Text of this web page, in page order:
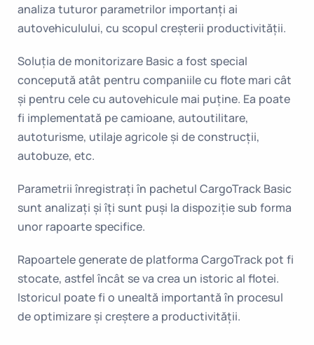
analiza tuturor parametrilor importanți ai
autovehiculului, cu scopul creșterii productivității.
Soluţia de monitorizare Basic a fost special
concepută atât pentru companiile cu flote mari cât
şi pentru cele cu autovehicule mai puţine. Ea poate
fi implementată pe camioane, autoutilitare,
autoturisme, utilaje agricole şi de construcţii,
autobuze, etc.
Parametrii înregistrați în pachetul CargoTrack Basic
sunt analizați și îți sunt puși la dispoziție sub forma
unor rapoarte specifice.
Rapoartele generate de platforma CargoTrack pot fi
stocate, astfel încât se va crea un istoric al flotei.
Istoricul poate fi o unealtă importantă în procesul
de optimizare și creștere a productivității.